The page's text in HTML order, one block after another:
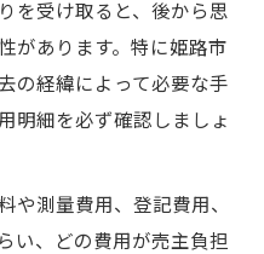
を受け取ると、後から思
があります。特に姫路市
の経緯によって必要な手
明細を必ず確認しましょ
や測量費用、登記費用、
い、どの費用が売主負担